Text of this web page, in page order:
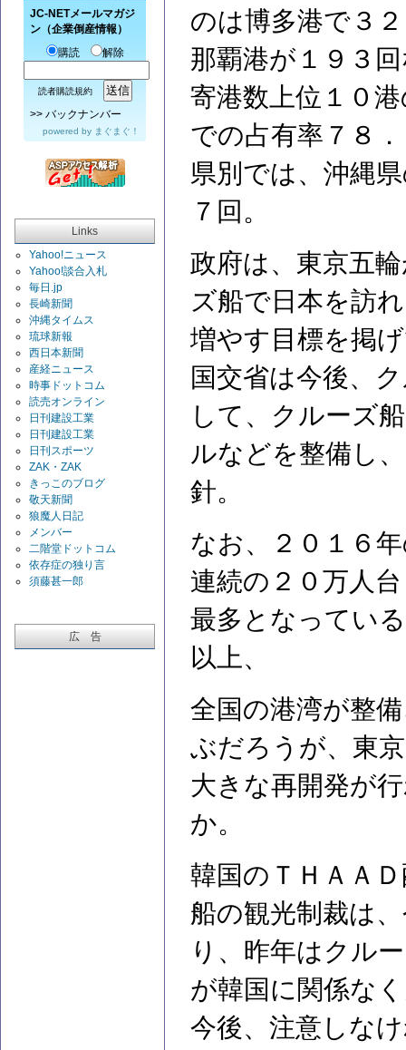
JC-NETメールマガジ
ン（企業倒産情報）
購読
解除
読者購読規約
>> バックナンバー
powered by まぐまぐ！
Links
Yahoo!ニュース
Yahoo!談合入札
毎日.jp
長崎新聞
沖縄タイムス
琉球新報
西日本新聞
産経ニュース
時事ドットコム
読売オンライン
日刊建設工業
日刊建設工業
日刊スポーツ
ZAK・ZAK
きっこのブログ
敬天新聞
狼魔人日記
メンバー
二階堂ドットコム
依存症の独り言
須藤甚一郎
広 告
のは博多港で３
那覇港が１９３
寄港数上位１０
での占有率７８
県別では、沖縄
７回。
政府は、東京五
ズ船で日本を訪
増やす目標を掲
国交省は今後、
して、クルーズ
ルなどを整備し
針。
なお、２０１６
連続の２０万人
最多となってい
以上、
全国の港湾が整
ぶだろうが、東
大きな再開発が
か。
韓国のＴＨＡＡ
船の観光制裁は
り、昨年はクル
が韓国に関係な
今後、注意しな